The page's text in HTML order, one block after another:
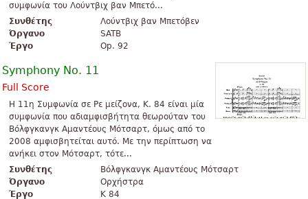
συμφωνία του Λούντβιχ βαν Μπετό...
Συνθέτης
Λούντβιχ βαν Μπετόβεν
Όργανο
SATB
Έργο
Op. 92
Symphony No. 11
Full Score
Η 11η Συμφωνία σε Ρε μείζονα, K. 84 είναι μία
συμφωνία που αδιαμφισβήτητα θεωρούταν του
Βόλφγκανγκ Αμαντέους Μότσαρτ, όμως από το
2008 αμφισβητείται αυτό. Με την περίπτωση να
ανήκει στον Μότσαρτ, τότε...
Συνθέτης
Βόλφγκανγκ Αμαντέους Μότσαρτ
Όργανο
Ορχήστρα
Έργο
K 84